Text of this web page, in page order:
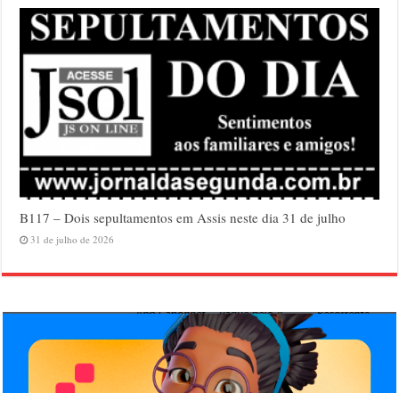
B117 – Dois sepultamentos em Assis neste dia 31 de julho
31 de julho de 2026